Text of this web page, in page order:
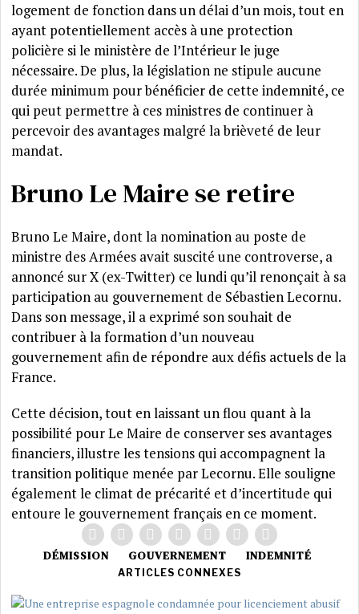
logement de fonction dans un délai d’un mois, tout en
ayant potentiellement accès à une protection
policière si le ministère de l’Intérieur le juge
nécessaire. De plus, la législation ne stipule aucune
durée minimum pour bénéficier de cette indemnité, ce
qui peut permettre à ces ministres de continuer à
percevoir des avantages malgré la brièveté de leur
mandat.
Bruno Le Maire se retire
Bruno Le Maire, dont la nomination au poste de
ministre des Armées avait suscité une controverse, a
annoncé sur X (ex-Twitter) ce lundi qu’il renonçait à sa
participation au gouvernement de Sébastien Lecornu.
Dans son message, il a exprimé son souhait de
contribuer à la formation d’un nouveau
gouvernement afin de répondre aux défis actuels de la
France.
Cette décision, tout en laissant un flou quant à la
possibilité pour Le Maire de conserver ses avantages
financiers, illustre les tensions qui accompagnent la
transition politique menée par Lecornu. Elle souligne
également le climat de précarité et d’incertitude qui
entoure le gouvernement français en ce moment.
DÉMISSION GOUVERNEMENT INDEMNITÉ
ARTICLES CONNEXES